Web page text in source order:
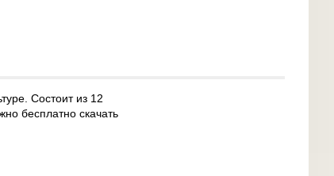
Состоит из 12
бесплатно скачать